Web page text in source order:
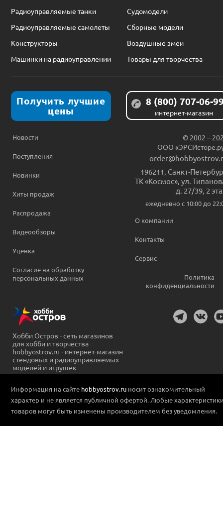
Радиоуправляемые танки
Судомодели
Радиоуправляемые самолеты
Сборные модели
Конструкторы
Воздушные змеи
Машинки на радиоуправлении
Товары для творчества
Получить лучшие
цены
8 (800) 707-06-
интернет-магазин
Новости
Поступления
Новинки
Хиты продаж
Распродажа
Видеообзоры
Уценка
Согласие на обработку
персональных данных
© 2002 –
ООО
196211 Санкт-
ТК «Космос», ул.
д. 27/39, 2
ежедневно c 10:00 до
О компании
Контакты
Сервис
Политика
конфиденциальности
Хобби Остров - сеть магазинов
для хобби и творчества
hobbyostrov.ru - интернет-магазин
стендовых и радиоуправляемых
моделей и игрушек
Информация на сайте hobbyostrov.ru носит ознакомительный
характер и не является публичной офертой. Любые
товаров могут быть изменены производителем без уведомления.